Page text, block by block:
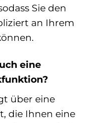
Sie den
an Ihrem
eine
über eine
die Ihnen eine